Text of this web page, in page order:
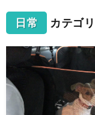
日常 カテゴ